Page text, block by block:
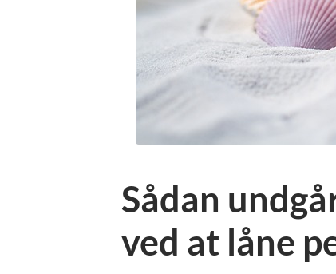
Sådan
ved at låne